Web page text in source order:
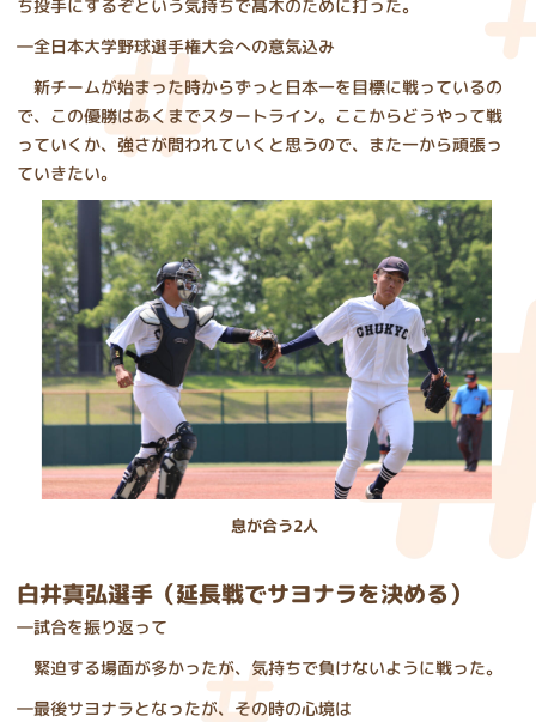
ち投手にするぞという気持ちで髙木のために打った。
―全日本大学野球選手権大会への意気込み
新チームが始まった時からずっと日本一を目標に戦っているの
で、この優勝はあくまでスタートライン。ここからどうやって戦
っていくか、強さが問われていくと思うので、また一から頑張っ
ていきたい。
息が合う2人
白井真弘選手（延長戦でサヨナラを決める）
―試合を振り返って
緊迫する場面が多かったが、気持ちで負けないように戦った。
―最後サヨナラとなったが、その時の心境は